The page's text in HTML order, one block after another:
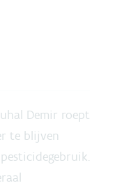
Demir roept
te blijven